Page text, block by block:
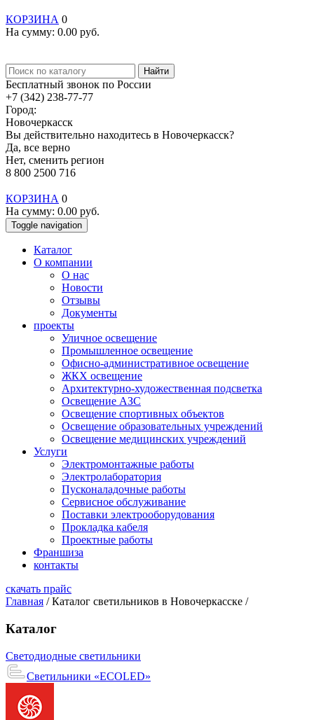
КОРЗИНА 0
На сумму: 0.00 руб.
Найти
Бесплатный звонок по России
+7 (342) 238-77-77
Город:
Новочеркасск
Вы действительно находитесь в Новочеркасск?
Да, все верно
Нет, сменить регион
8 800 2500 716
КОРЗИНА 0
На сумму: 0.00 руб.
Toggle navigation
Каталог
О компании
О нас
Новости
Отзывы
Документы
проекты
Уличное освещение
Промышленное освещение
Офисно-административное освещение
ЖКХ освещение
Архитектурно-художественная подсветка
Освещение АЗС
Освещение спортивных объектов
Освещение образовательных учреждений
Освещение медицинских учреждений
Услуги
Электромонтажные работы
Электролаборатория
Пусконаладочные работы
Сервисное обслуживание
Поставки электрооборудования
Прокладка кабеля
Проектные работы
Франшиза
контакты
скачать прайс
Главная / Каталог светильников в Новочеркасске /
Каталог
Светодиодные светильники
Светильники «ECOLED»